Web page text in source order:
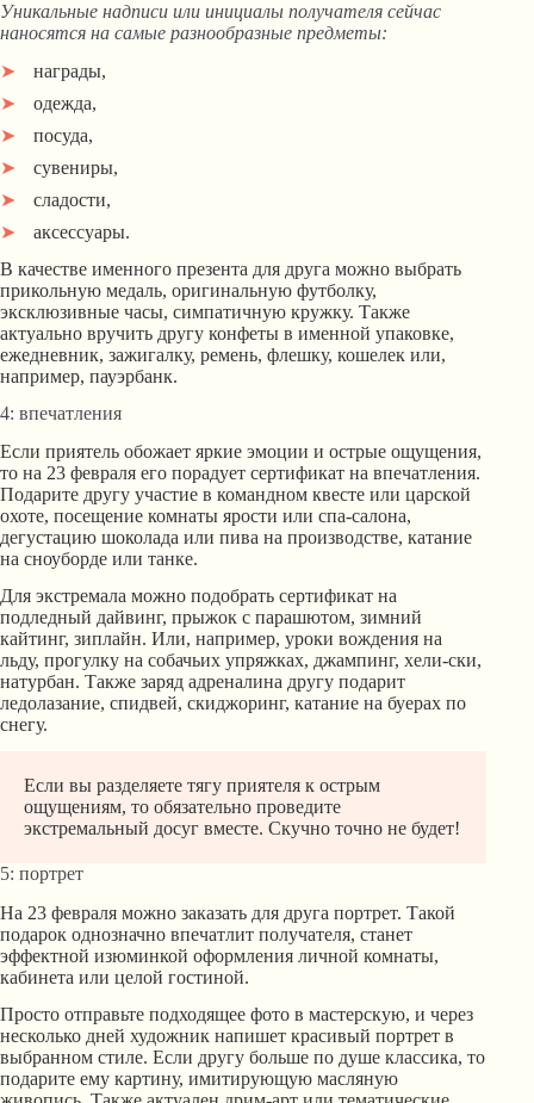
Уникальные надписи или инициалы получателя сейчас
наносятся на самые разнообразные предметы:
награды,
одежда,
посуда,
сувениры,
сладости,
аксессуары.
В качестве именного презента для друга можно выбрать
прикольную медаль, оригинальную футболку,
эксклюзивные часы, симпатичную кружку. Также
актуально вручить другу конфеты в именной упаковке,
ежедневник, зажигалку, ремень, флешку, кошелек или,
например, пауэрбанк.
4: впечатления
Если приятель обожает яркие эмоции и острые ощущения,
то на 23 февраля его порадует сертификат на впечатления.
Подарите другу участие в командном квесте или царской
охоте, посещение комнаты ярости или спа-салона,
дегустацию шоколада или пива на производстве, катание
на сноуборде или танке.
Для экстремала можно подобрать сертификат на
подледный дайвинг, прыжок с парашютом, зимний
кайтинг, зиплайн. Или, например, уроки вождения на
льду, прогулку на собачьих упряжках, джампинг, хели-ски,
натурбан. Также заряд адреналина другу подарит
ледолазание, спидвей, скиджоринг, катание на буерах по
снегу.
Если вы разделяете тягу приятеля к острым
ощущениям, то обязательно проведите
экстремальный досуг вместе. Скучно точно не будет!
5: портрет
На 23 февраля можно заказать для друга портрет. Такой
подарок однозначно впечатлит получателя, станет
эффектной изюминкой оформления личной комнаты,
кабинета или целой гостиной.
Просто отправьте подходящее фото в мастерскую, и через
несколько дней художник напишет красивый портрет в
выбранном стиле. Если другу больше по душе классика, то
подарите ему картину, имитирующую масляную